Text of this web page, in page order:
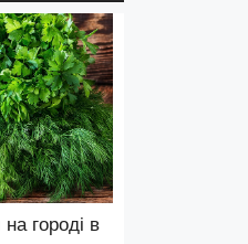
городі в